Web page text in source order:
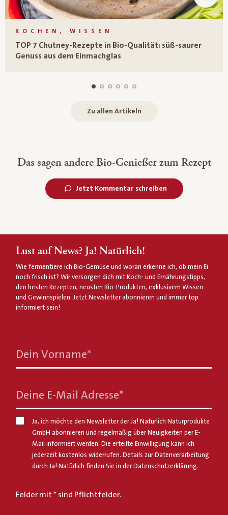
KOCHEN, WISSEN
TOP 7 Chutney-Rezepte in Bio-Qualität: süß-saurer
Genuss aus dem Einmachglas
Zu allen Artikeln
Das sagen andere Bio-Genießer zum Rezept
Jetzt Kommentar schreiben
Lust auf News? Ja! Natürlich!
Wie fermentiere ich Bio-Gemüse und woran erkenne ich, ob mein Ei
noch frisch ist? Wir versorgen dich mit Koch- und Ernährungstipps,
den besten Rezepten, neusten Bio-Produkten, exklusivem Wissen
und Gewinnspielen. Jetzt Newsletter abonnieren und immer top
informiert sein!
Dein Vorname*
Deine E-Mail Adresse*
Ja, ich möchte den Newsletter der Ja! Natürlich Naturprodukte
GmbH abonnieren und regelmäßig über Neuigkeiten per E-
Mail informiert werden. Die erteilte Einwilligung kann ich
jederzeit kostenlos widerrufen. Details zur Datenverarbeitung
durch Ja! Natürlich finden Sie in derDatenschutzerklärung.
Felder mit * sind Pflichtfelder.